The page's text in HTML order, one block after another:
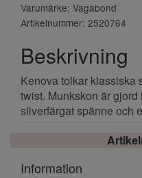
Varumärke: Vagabond
Artikelnummer: 2520764
Beskrivning
Kenova tolkar klassiska
twist. Munkskon är
silverfärgat spänne och
Information